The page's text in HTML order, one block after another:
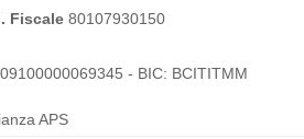
Fiscale80107930150
- BIC: BCITITMM
APS